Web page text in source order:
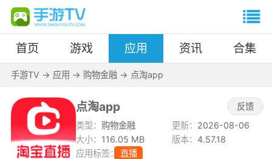
首页 游戏 应用 资讯 合集
手游TV -> 应用 -> 购物金融-> 点淘app
点淘app
反馈
类型： 购物金融 更新： 2026-08-06
大小： 116.05 MB 版本： 4.57.18
应用标签：
直播